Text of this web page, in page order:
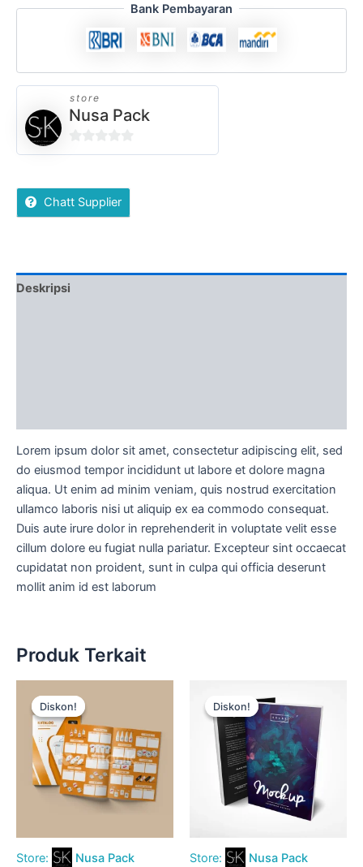
Bank Pembayaran
store
Nusa Pack
0
of
5
Chatt Supplier
Deskripsi
Lorem ipsum dolor sit amet, consectetur adipiscing elit, sed
do eiusmod tempor incididunt ut labore et dolore magna
aliqua. Ut enim ad minim veniam, quis nostrud exercitation
ullamco laboris nisi ut aliquip ex ea commodo consequat.
Duis aute irure dolor in reprehenderit in voluptate velit esse
cillum dolore eu fugiat nulla pariatur. Excepteur sint occaecat
cupidatat non proident, sunt in culpa qui officia deserunt
mollit anim id est laborum
Produk Terkait
Diskon!
Store: Nusa Pack
Diskon!aslinya
adalah:
Rp15.000.adalah:
Rp12.500.
Diskon!
Store: Nusa Pack
Diskon!aslinya
adalah:
Rp15.000.
ini
adalah:
Rp12.500.